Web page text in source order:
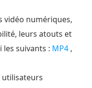
vidéo numériques,
leurs atouts et
les suivants : MP4 ,
utilisateurs